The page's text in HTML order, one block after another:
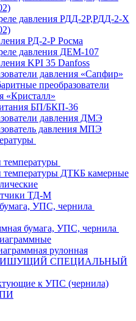
давления РДД-2Р,РДД-2-Х
РД-2-Р Росма
давления ДЕМ-107
KPI 35 Danfoss
давления «Сапфир»
преобразователи
«Кристалл»
БП/БКП-36
давления ДМЭ
давления МПЭ
температуры
температуры ДТКБ камерные
ТД-М
УПС, чернила
бумага, УПС, чернила
рулонная
СПЕЦИАЛЬНЫЙ
к УПС (чернила)